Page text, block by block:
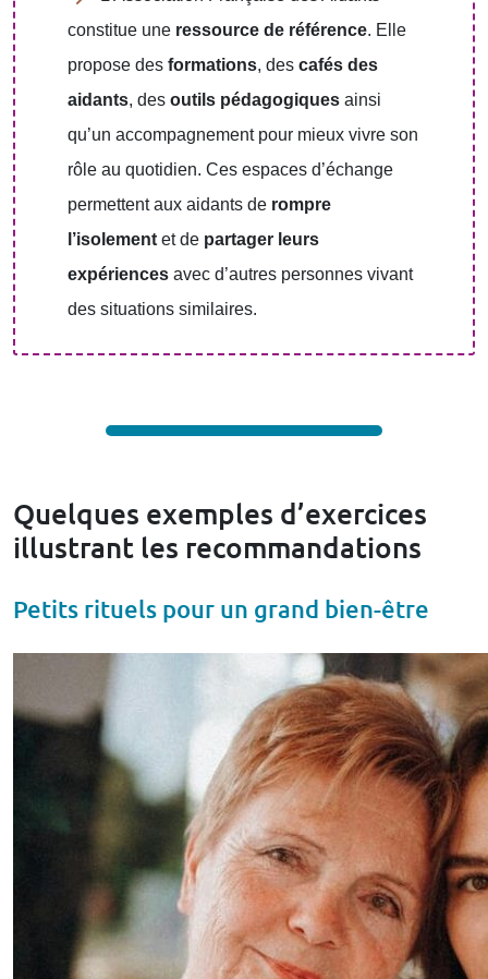
constitue une ressource de référence. Elle
propose des formations, des cafés des
aidants, des outils pédagogiques ainsi
qu’un accompagnement pour mieux vivre son
rôle au quotidien. Ces espaces d’échange
permettent aux aidants de rompre
l’isolement et de partager leurs
expériences avec d’autres personnes vivant
des situations similaires.
Quelques exemples d’exercices
illustrant les recommandations
Petits rituels pour un grand bien-être